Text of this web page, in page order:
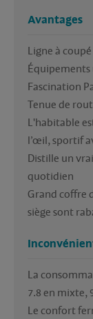
Avantages
Ligne à
Fascination
Tenue de
L'habitable
l’œil, sportif
Distille un
quotidien
Grand coffre
La
7.8 en mixte,
Le confort